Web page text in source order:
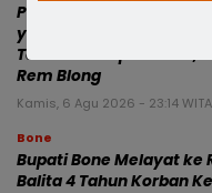
Polres Bone Luruskan
yang Melibatkan
Terobos Lampu Merah,
Rem Blong
Kamis, 6 Agu 2026 - 23:14 WITA
Bone
Bupati Bone Melayat ke
Balita 4 Tahun Korban